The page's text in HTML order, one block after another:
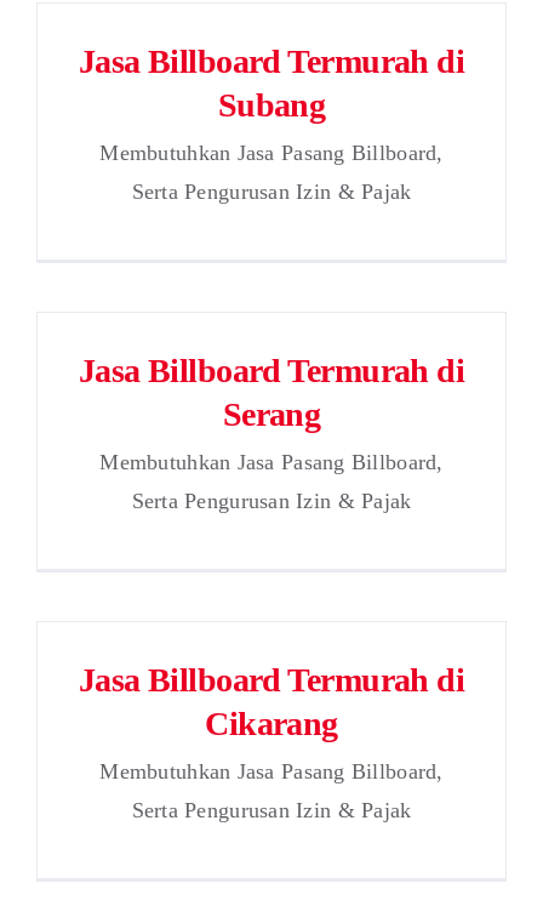
Jasa Billboard Termurah di
Subang
Membutuhkan Jasa Pasang Billboard,
Serta Pengurusan Izin & Pajak
Jasa Billboard Termurah di
Serang
Membutuhkan Jasa Pasang Billboard,
Serta Pengurusan Izin & Pajak
Jasa Billboard Termurah di
Cikarang
Membutuhkan Jasa Pasang Billboard,
Serta Pengurusan Izin & Pajak